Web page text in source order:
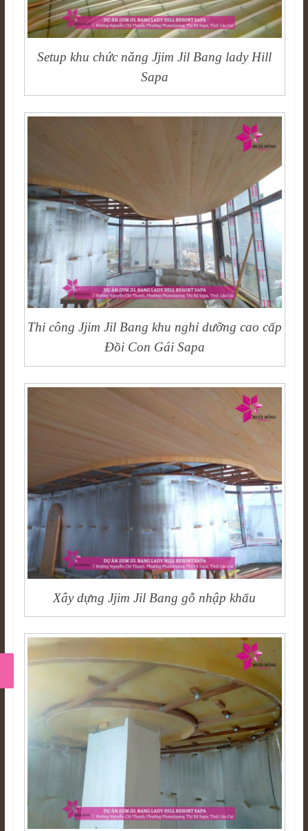
Setup khu chức năng Jjim Jil Bang lady Hill
Sapa
Thi công Jjim Jil Bang khu nghỉ dưỡng cao cấp
Đồi Con Gái Sapa
Xây dựng Jjim Jil Bang gỗ nhập khẩu